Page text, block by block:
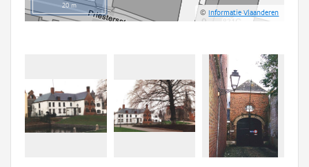
20 m
©Informatie Vlaanderen